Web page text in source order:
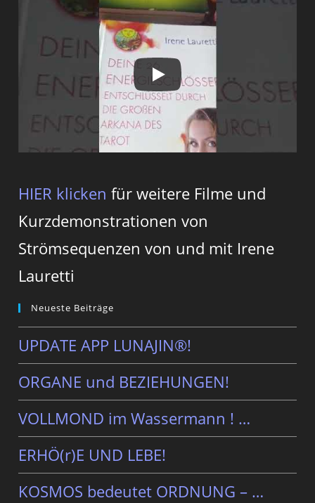
HIER klicken für weitere Filme und
Kurzdemonstrationen von
Strömsequenzen von und mit Irene
Lauretti
Neueste Beiträge
UPDATE APP LUNAJIN®!
ORGANE und BEZIEHUNGEN!
VOLLMOND im Wassermann ! …
ERHÖ(r)E UND LEBE!
KOSMOS bedeutet ORDNUNG – …